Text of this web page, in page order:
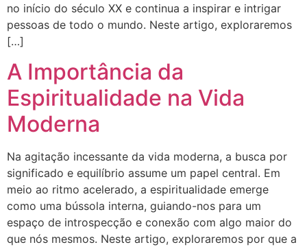
no início do século XX e continua a inspirar e intrigar
pessoas de todo o mundo. Neste artigo, exploraremos
[…]
A Importância da
Espiritualidade na Vida
Moderna
Na agitação incessante da vida moderna, a busca por
significado e equilíbrio assume um papel central. Em
meio ao ritmo acelerado, a espiritualidade emerge
como uma bússola interna, guiando-nos para um
espaço de introspecção e conexão com algo maior do
que nós mesmos. Neste artigo, exploraremos por que a